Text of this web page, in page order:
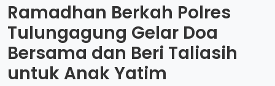
Ramadhan Berkah Polres
Tulungagung Gelar Doa
Bersama dan Beri Taliasih
untuk Anak Yatim